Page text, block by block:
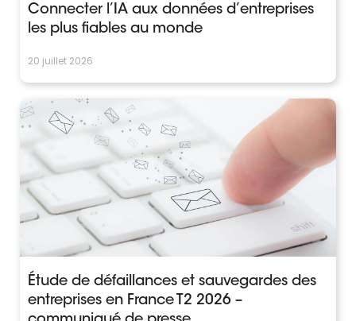
Connecter l’IA aux données d’entreprises
les plus fiables au monde
20 juillet 2026
Étude de défaillances et sauvegardes des
entreprises en France T2 2026 –